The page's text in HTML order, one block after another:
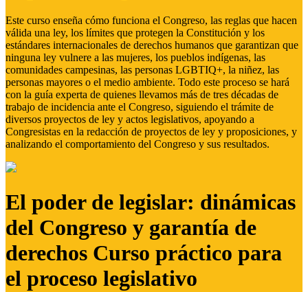
Este curso enseña cómo funciona el Congreso, las reglas que hacen
válida una ley, los límites que protegen la Constitución y los
estándares internacionales de derechos humanos que garantizan que
ninguna ley vulnere a las mujeres, los pueblos indígenas, las
comunidades campesinas, las personas LGBTIQ+, la niñez, las
personas mayores o el medio ambiente. Todo este proceso se hará
con la guía experta de quienes llevamos más de tres décadas de
trabajo de incidencia ante el Congreso, siguiendo el trámite de
diversos proyectos de ley y actos legislativos, apoyando a
Congresistas en la redacción de proyectos de ley y proposiciones, y
analizando el comportamiento del Congreso y sus resultados.
El poder de legislar: dinámicas
del Congreso y garantía de
derechos Curso práctico para
el proceso legislativo